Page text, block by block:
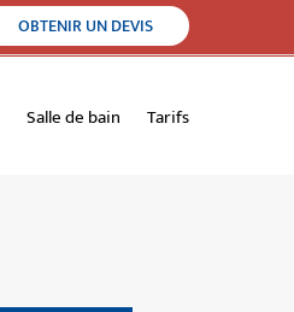
OBTENIR UN DEVIS
Salle de bain Tarifs